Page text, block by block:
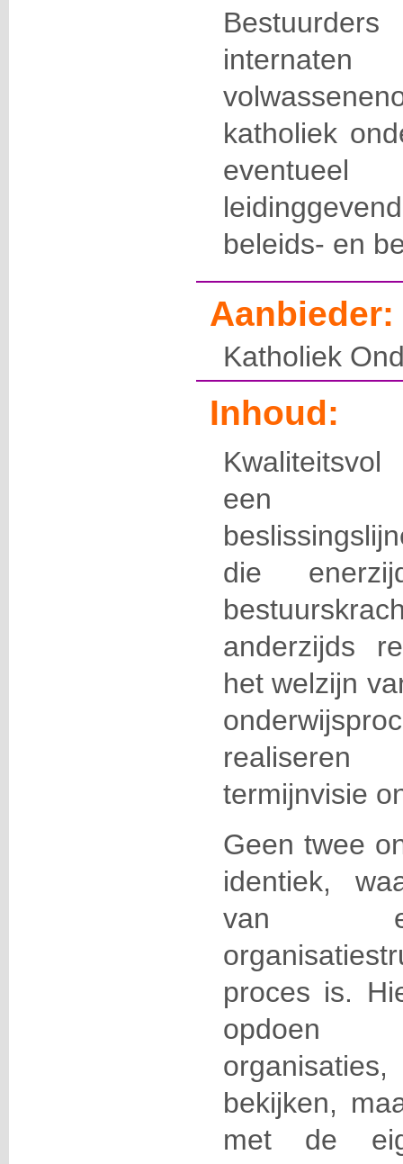
katholiek
beleids- en
Aanbieder:
Katholiek
Inhoud:
een
die
anderzijds
het welzijn
termijnvisie
Geen twee
identiek,
van
proces is.
bekijken,
met de